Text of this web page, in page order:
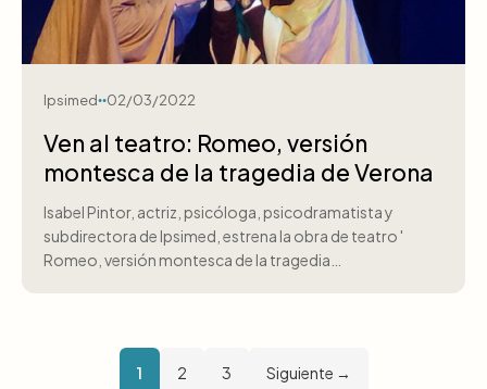
Ipsimed 02/03/2022
Ven al teatro: Romeo, versión
montesca de la tragedia de Verona
Isabel Pintor, actriz, psicóloga, psicodramatista y
subdirectora de Ipsimed, estrena la obra de teatro '
Romeo, versión montesca de la tragedia…
1 2 3 Siguiente →